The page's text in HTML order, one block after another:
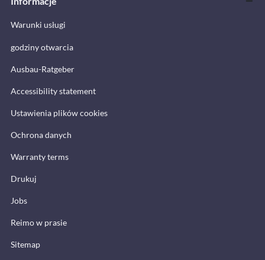
Warunki usługi
godziny otwarcia
Ausbau-Ratgeber
Accessibility statement
Ustawienia plików cookies
Ochrona danych
Warranty terms
Drukuj
Jobs
Reimo w prasie
Sitemap